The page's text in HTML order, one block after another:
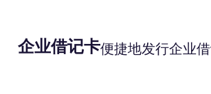
企业借记卡便捷地发行企业